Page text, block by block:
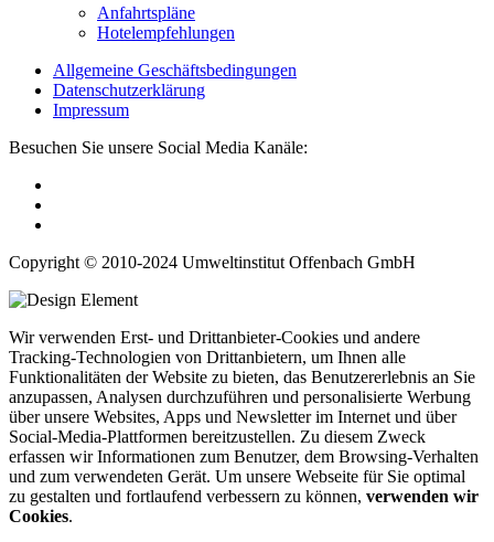
Anfahrtspläne
Hotelempfehlungen
Allgemeine Geschäftsbedingungen
Datenschutzerklärung
Impressum
Besuchen Sie unsere Social Media Kanäle:
Copyright © 2010-2024 Umweltinstitut Offenbach GmbH
Wir verwenden Erst- und Drittanbieter-Cookies und andere
Tracking-Technologien von Drittanbietern, um Ihnen alle
Funktionalitäten der Website zu bieten, das Benutzererlebnis an Sie
anzupassen, Analysen durchzuführen und personalisierte Werbung
über unsere Websites, Apps und Newsletter im Internet und über
Social-Media-Plattformen bereitzustellen. Zu diesem Zweck
erfassen wir Informationen zum Benutzer, dem Browsing-Verhalten
und zum verwendeten Gerät. Um unsere Webseite für Sie optimal
zu gestalten und fortlaufend verbessern zu können, verwenden wir
Cookies.